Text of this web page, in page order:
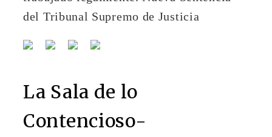
La Sala de lo
Contencioso-